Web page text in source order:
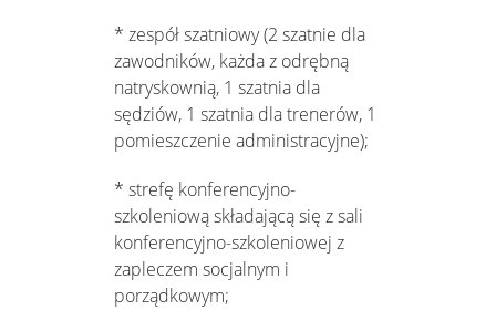
* zespół szatniowy (2 szatnie dla
zawodników, każda z odrębną
natryskownią, 1 szatnia dla
sędziów, 1 szatnia dla trenerów, 1
pomieszczenie administracyjne);
* strefę konferencyjno-
szkoleniową składającą się z sali
konferencyjno-szkoleniowej z
zapleczem socjalnym i
porządkowym;